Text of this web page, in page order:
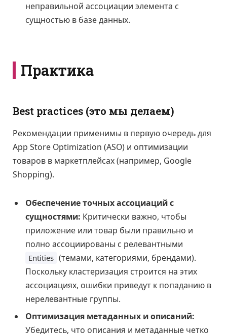
неправильной ассоциации элемента с
сущностью в базе данных.
Практика
Best practices (это мы делаем)
Рекомендации применимы в первую очередь для
App Store Optimization (ASO) и оптимизации
товаров в маркетплейсах (например, Google
Shopping).
Обеспечение точных ассоциаций с
сущностями: Критически важно, чтобы
приложение или товар были правильно и
полно ассоциированы с релевантными
Entities (темами, категориями, брендами).
Поскольку кластеризация строится на этих
ассоциациях, ошибки приведут к попаданию в
нерелевантные группы.
Оптимизация метаданных и описаний:
Убедитесь, что описания и метаданные четко